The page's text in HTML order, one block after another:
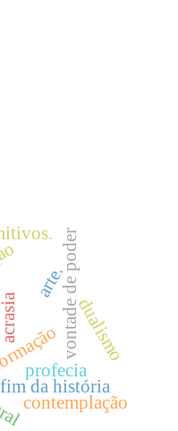
profecia
vontade de poder
acrasia
fim da história
arte.
dualismo
contemplação